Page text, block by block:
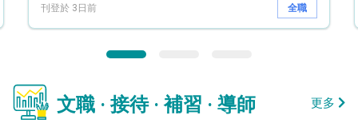
刊登於 3日前 全職
文職 · 接待 · 補習 · 導師 更多